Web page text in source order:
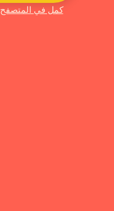
Continue in browser / كمل في المتصفح